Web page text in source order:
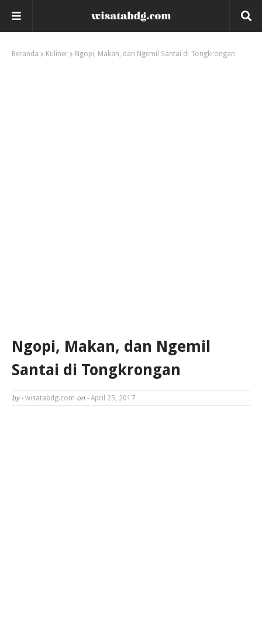
Beranda Kuliner Ngopi, Makan, dan Ngemil Santai di Tongkrongan
Ngopi, Makan, dan Ngemil
Santai di Tongkrongan
by - wisatabdg.com on - April 25, 2017